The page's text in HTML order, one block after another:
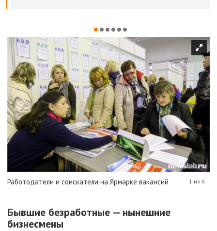
Работодатели и соискатели на Ярмарке вакансий 1 из 6
Бывшие безработные — нынешние
бизнесмены